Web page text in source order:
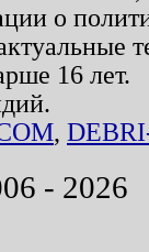
о
16 лет.
,
- 2026